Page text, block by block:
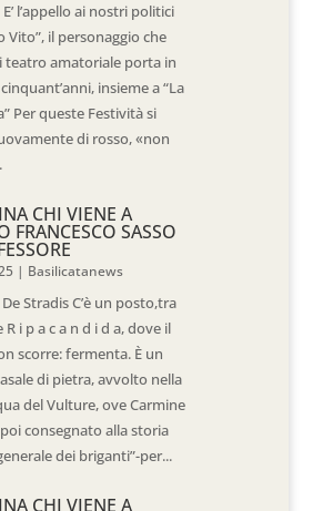
l’appello ai nostri politici
Vito”, il personaggio che
teatro amatoriale porta in
insieme a “La
Per queste Festività si
di rosso, «non
CHI VIENE A
FRANCESCO SASSO
| Basilicatanews
Stradis C’è un posto,tra
R i p a c a n d i d a, dove il
scorre: fermenta. È un
di pietra, avvolto nella
del Vulture, ove Carmine
consegnato alla storia
dei briganti”-per...
CHI VIENE A